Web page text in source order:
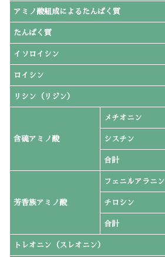
アミノ酸組成によるたんぱく質
たんぱく質
イソロイシン
ロイシン
リシン（リジン）
含硫アミノ酸
メチオニン
シスチン
合計
芳香族アミノ酸
フェニルアラニン
チロシン
合計
トレオニン（スレオニン）